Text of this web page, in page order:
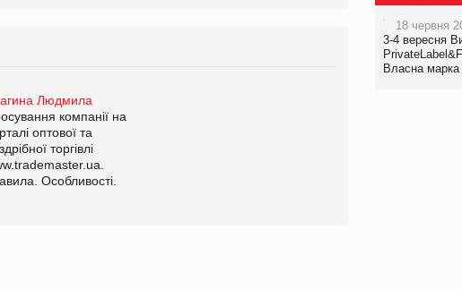
Людмила
компанії на
оптової та
торгівлі
Особливості.
18 червня
3-4 вересня
Власна